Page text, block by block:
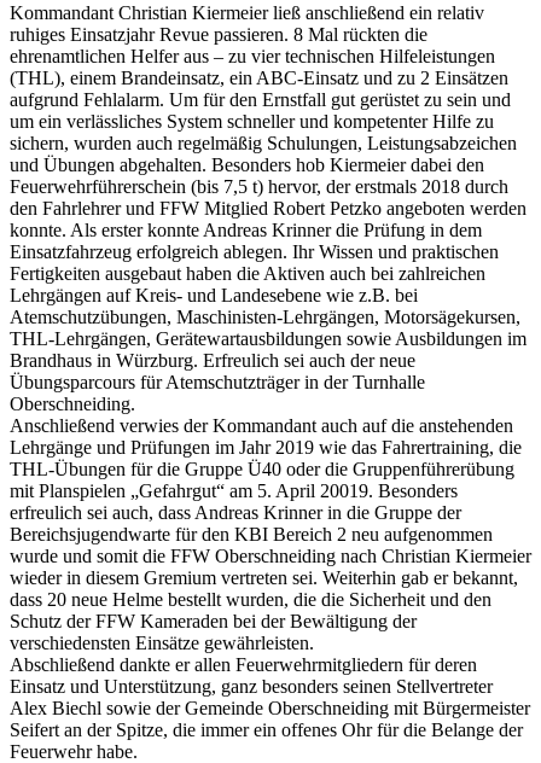
Kommandant Christian Kiermeier ließ anschließend ein relativ
ruhiges Einsatzjahr Revue passieren. 8 Mal rückten die
ehrenamtlichen Helfer aus – zu vier technischen Hilfeleistungen
(THL), einem Brandeinsatz, ein ABC-Einsatz und zu 2 Einsätzen
aufgrund Fehlalarm. Um für den Ernstfall gut gerüstet zu sein und
um ein verlässliches System schneller und kompetenter Hilfe zu
sichern, wurden auch regelmäßig Schulungen, Leistungsabzeichen
und Übungen abgehalten. Besonders hob Kiermeier dabei den
Feuerwehrführerschein (bis 7,5 t) hervor, der erstmals 2018 durch
den Fahrlehrer und FFW Mitglied Robert Petzko angeboten werden
konnte. Als erster konnte Andreas Krinner die Prüfung in dem
Einsatzfahrzeug erfolgreich ablegen. Ihr Wissen und praktischen
Fertigkeiten ausgebaut haben die Aktiven auch bei zahlreichen
Lehrgängen auf Kreis- und Landesebene wie z.B. bei
Atemschutzübungen, Maschinisten-Lehrgängen, Motorsägekursen,
THL-Lehrgängen, Gerätewartausbildungen sowie Ausbildungen im
Brandhaus in Würzburg. Erfreulich sei auch der neue
Übungsparcours für Atemschutzträger in der Turnhalle
Oberschneiding.
Anschließend verwies der Kommandant auch auf die anstehenden
Lehrgänge und Prüfungen im Jahr 2019 wie das Fahrertraining, die
THL-Übungen für die Gruppe Ü40 oder die Gruppenführerübung
mit Planspielen „Gefahrgut“ am 5. April 20019. Besonders
erfreulich sei auch, dass Andreas Krinner in die Gruppe der
Bereichsjugendwarte für den KBI Bereich 2 neu aufgenommen
wurde und somit die FFW Oberschneiding nach Christian Kiermeier
wieder in diesem Gremium vertreten sei. Weiterhin gab er bekannt,
dass 20 neue Helme bestellt wurden, die die Sicherheit und den
Schutz der FFW Kameraden bei der Bewältigung der
verschiedensten Einsätze gewährleisten.
Abschließend dankte er allen Feuerwehrmitgliedern für deren
Einsatz und Unterstützung, ganz besonders seinen Stellvertreter
Alex Biechl sowie der Gemeinde Oberschneiding mit Bürgermeister
Seifert an der Spitze, die immer ein offenes Ohr für die Belange der
Feuerwehr habe.